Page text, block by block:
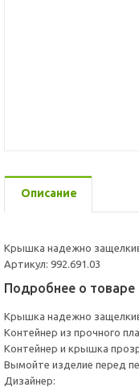
Описание
Крышка надежно
Артикул: 992.691.03
Подробнее о товаре
Крышка надежно
Контейнер из прочного
Контейнер и крышка
Вымойте изделие перед
Дизайнер: